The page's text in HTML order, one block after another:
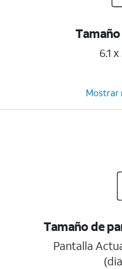
6.1
Mostrar
Tamaño de
Pantalla